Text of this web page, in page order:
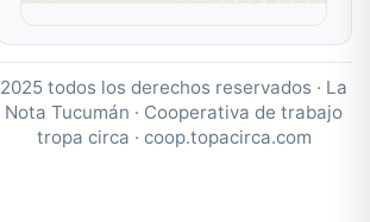
2025 todos los derechos reservados · La
Nota Tucumán · Cooperativa de trabajo
tropa circa · coop.topacirca.com